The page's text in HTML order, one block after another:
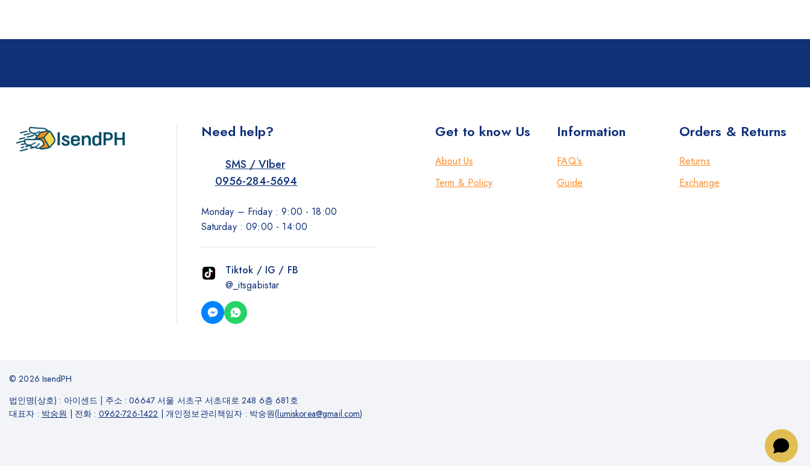
Need help?
SMS / VIber
0956-284-5694
Monday – Friday : 9:00 - 18:00
Saturday : 09:00 - 14:00
Tiktok / IG / FB
@_itsgabistar
Get to know Us
About Us
Term & Policy
Information
FAQ's
Guide
Orders & Returns
Returns
Exchange
© 2026 IsendPH
법인명(상호) : 아이센드
주소 : 06647 서울 서초구 서초대로 248 6층 681호
대표자 : 박숭원 전화 : 0962-726-1422 개인정보관리책임자 : 박숭원(lumiskorea@gmail.com)